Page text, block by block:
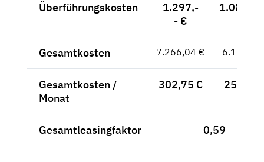
Überführungskosten
1.297,-
- €
Gesamtkosten 7.266,04 € 6.105,92
Gesamtkosten /
Monat
302,75 € 254,41
Gesamtleasingfaktor 0,59